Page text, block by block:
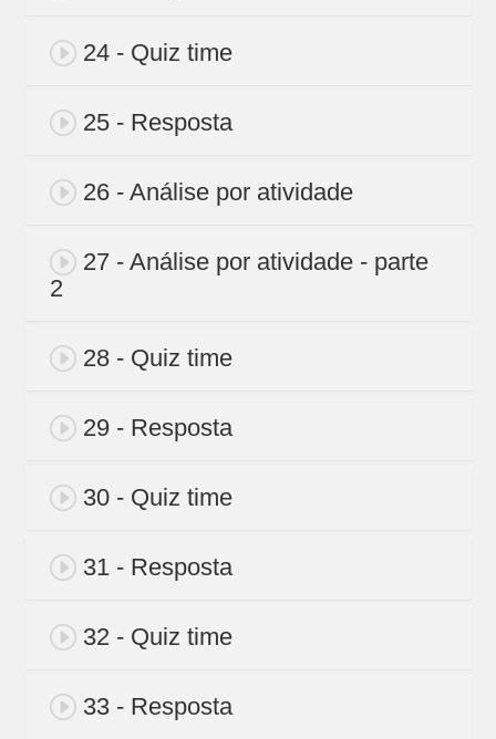
24 - Quiz time
25 - Resposta
26 - Análise por atividade
27 - Análise por atividade - parte
2
28 - Quiz time
29 - Resposta
30 - Quiz time
31 - Resposta
32 - Quiz time
33 - Resposta